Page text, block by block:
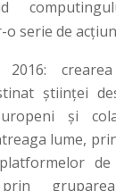
serie de
2016:
științei
și
lume,
prin